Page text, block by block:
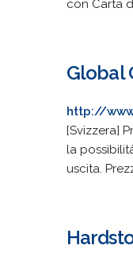
con Carta
Global
http://
[Svizzera]
la
uscita.